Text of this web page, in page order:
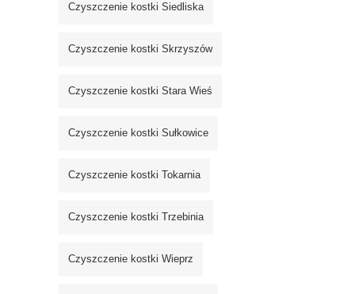
Czyszczenie kostki Siedliska
Czyszczenie kostki Skrzyszów
Czyszczenie kostki Stara Wieś
Czyszczenie kostki Sułkowice
Czyszczenie kostki Tokarnia
Czyszczenie kostki Trzebinia
Czyszczenie kostki Wieprz